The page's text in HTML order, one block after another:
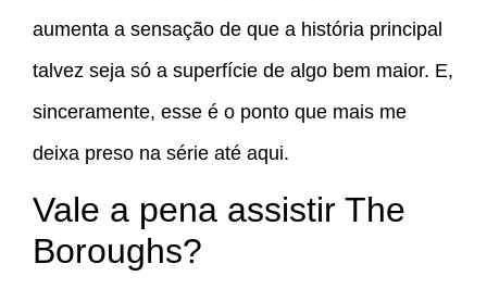
aumenta a sensação de que a história principal
talvez seja só a superfície de algo bem maior. E,
sinceramente, esse é o ponto que mais me
deixa preso na série até aqui.
Vale a pena assistir The
Boroughs?